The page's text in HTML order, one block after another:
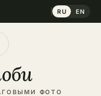
RU EN
ФОТО